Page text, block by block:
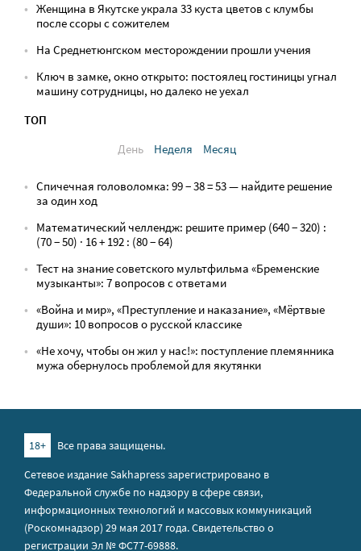
Женщина в Якутске украла 33 куста цветов с клумбы
после ссоры с сожителем
На Среднетюнгском месторождении прошли учения
Ключ в замке, окно открыто: постоялец гостиницы угнал
машину сотрудницы, но далеко не уехал
ТОП
День
Неделя Месяц
Спичечная головоломка: 99 − 38 = 53 — найдите решение
за один ход
Математический челлендж: решите пример (640 − 320) :
(70 − 50) · 16 + 192 : (80 − 64)
Тест на знание советского мультфильма «Бременские
музыканты»: 7 вопросов с ответами
«Война и мир», «Преступление и наказание», «Мёртвые
души»: 10 вопросов о русской классике
«Не хочу, чтобы он жил у нас!»: поступление племянника
мужа обернулось проблемой для якутянки
18+
Все права защищены.
Сетевое издание Sakhapress зарегистрировано в
Федеральной службе по надзору в сфере связи,
информационных технологий и массовых коммуникаций
(Роскомнадзор) 29 мая 2017 года. Свидетельство о
регистрации Эл № ФС77-69888.